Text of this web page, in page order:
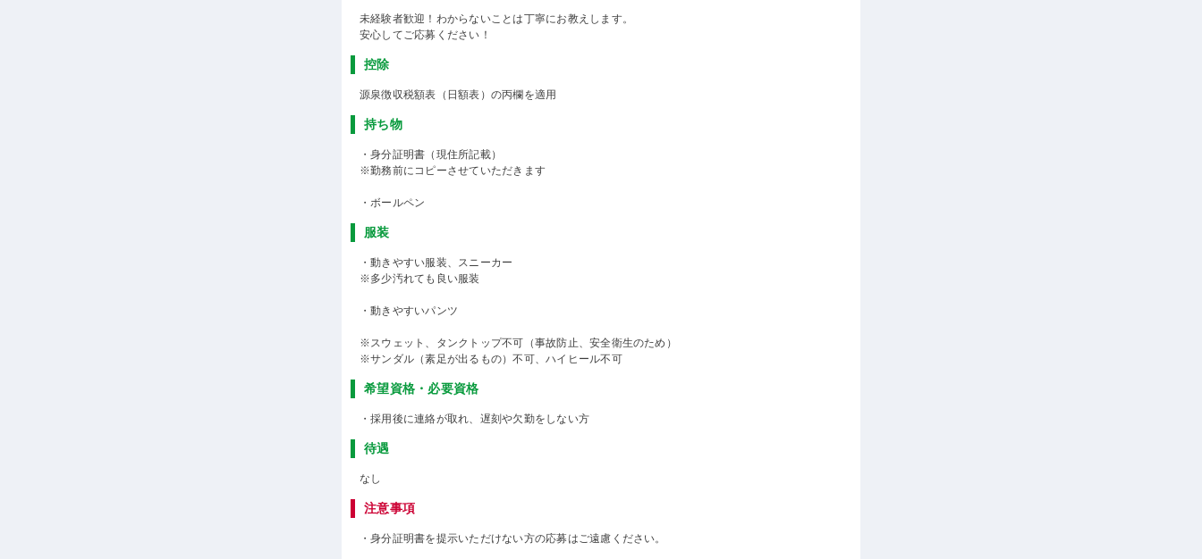
未経験者歓迎！わからないことは丁寧にお教えします。
安心してご応募ください！
控除
源泉徴収税額表（日額表）の丙欄を適用
持ち物
・身分証明書（現住所記載）
※勤務前にコピーさせていただきます
・ボールペン
服装
・動きやすい服装、スニーカー
※多少汚れても良い服装
・動きやすいパンツ
※スウェット、タンクトップ不可（事故防止、安全衛生のため）
※サンダル（素足が出るもの）不可、ハイヒール不可
希望資格・必要資格
・採用後に連絡が取れ、遅刻や欠勤をしない方
待遇
なし
注意事項
・身分証明書を提示いただけない方の応募はご遠慮ください。